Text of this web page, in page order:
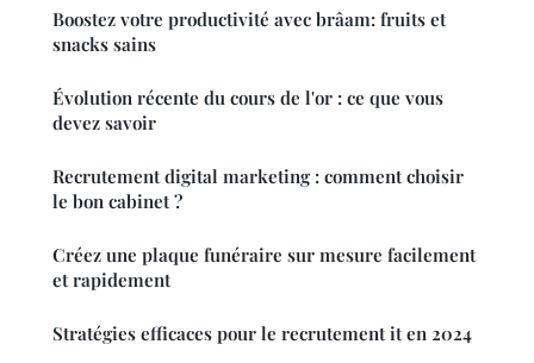
Boostez votre productivité avec brâam: fruits et
snacks sains
Évolution récente du cours de l'or : ce que vous
devez savoir
Recrutement digital marketing : comment choisir
le bon cabinet ?
Créez une plaque funéraire sur mesure facilement
et rapidement
Stratégies efficaces pour le recrutement it en 2024